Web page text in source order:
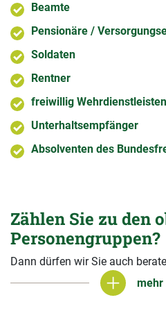
Beamte
Pensionäre /
Soldaten
Rentner
freiwillig
Unterhaltsempfänger
Absolventen des
Zählen Sie zu den
Personengruppen?
Dann dürfen wir Sie auch
mehr mehr